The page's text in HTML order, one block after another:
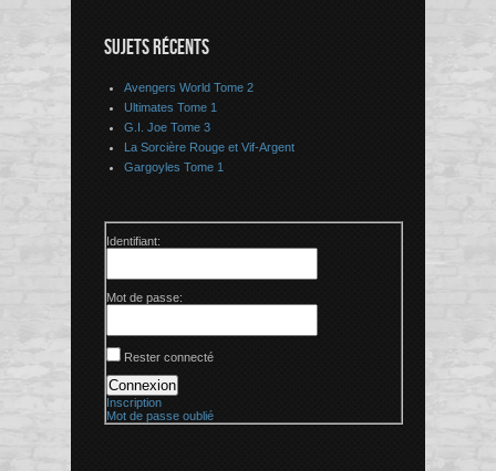
SUJETS RÉCENTS
Avengers World Tome 2
Ultimates Tome 1
G.I. Joe Tome 3
La Sorcière Rouge et Vif-Argent
Gargoyles Tome 1
Identifiant:
Mot de passe:
Rester connecté
Connexion
Inscription
Mot de passe oublié